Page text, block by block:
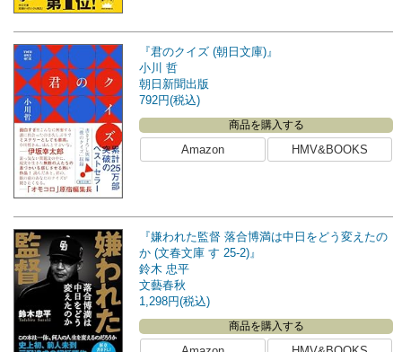
『君のクイズ (朝日文庫)』
小川 哲
朝日新聞出版
792円(税込)
商品を購入する
Amazon HMV&BOOKS
『嫌われた監督 落合博満は中日をどう変えたの
か (文春文庫 す 25-2)』
鈴木 忠平
文藝春秋
1,298円(税込)
商品を購入する